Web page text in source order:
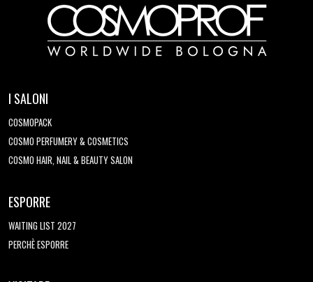
I SALONI
COSMOPACK
COSMO PERFUMERY & COSMETICS
COSMO HAIR, NAIL & BEAUTY SALON
ESPORRE
WAITING LIST 2027
PERCHÈ ESPORRE